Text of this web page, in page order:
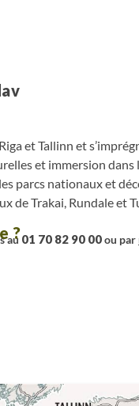
?
et Tallinn et
et immersion dans
parcs nationaux et
de Trakai, Rundale et
au 01 70 82 90 00ou par